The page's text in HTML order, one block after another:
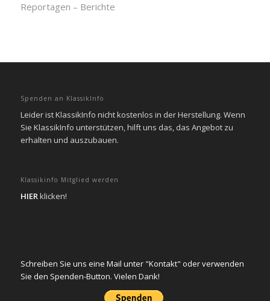
Reportagen – Berichte
Spenden an KlassikInfo
Leider ist KlassikInfo nicht kostenlos in der Herstellung. Wenn
Sie KlassikInfo unterstützen, hilft uns das, das Angebot zu
erhalten und auszubauen.
Klassikinfo Mitglied werden
HIERklicken!
Schreiben Sie uns eine Mail unter "Kontakt" oder verwenden
Sie den Spenden-Button. Vielen Dank!